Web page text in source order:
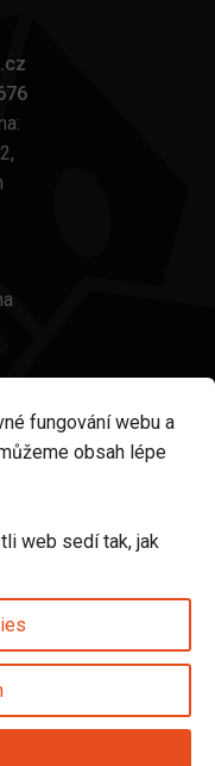
fungování webu a
obsah lépe
web sedí tak, jak